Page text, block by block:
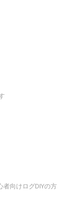
者向けログDIYの方